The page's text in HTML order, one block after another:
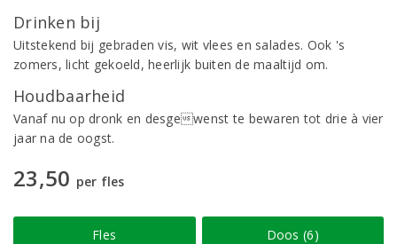
Drinken bij
Uitstekend bij gebraden vis, wit vlees en salades. Ook 's
zomers, licht gekoeld, heerlijk buiten de maaltijd om.
Houdbaarheid
Vanaf nu op dronk en desgewenst te bewaren tot drie à vier
jaar na de oogst.
23,50 per fles
Fles Doos (6)